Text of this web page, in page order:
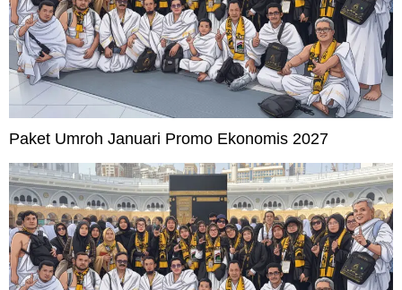
Paket Umroh Januari Promo Ekonomis 2027